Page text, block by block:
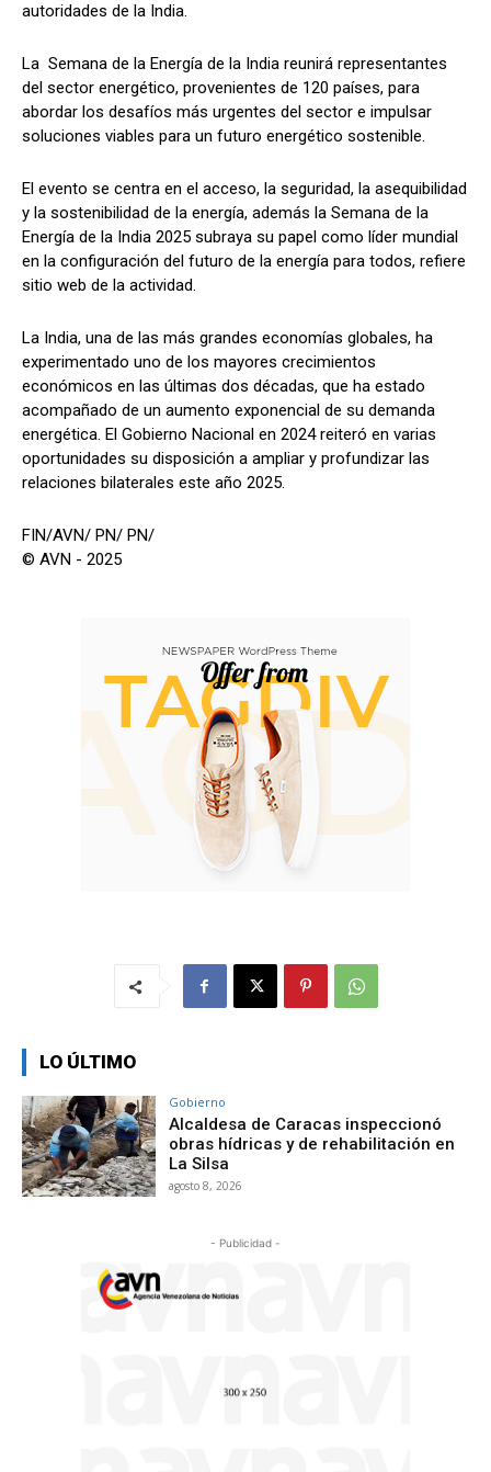
autoridades de la India.
La Semana de la Energía de la India reunirá representantes
del sector energético, provenientes de 120 países, para
abordar los desafíos más urgentes del sector e impulsar
soluciones viables para un futuro energético sostenible.
El evento se centra en el acceso, la seguridad, la asequibilidad
y la sostenibilidad de la energía, además la Semana de la
Energía de la India 2025 subraya su papel como líder mundial
en la configuración del futuro de la energía para todos, refiere
sitio web de la actividad.
La India, una de las más grandes economías globales, ha
experimentado uno de los mayores crecimientos
económicos en las últimas dos décadas, que ha estado
acompañado de un aumento exponencial de su demanda
energética. El Gobierno Nacional en 2024 reiteró en varias
oportunidades su disposición a ampliar y profundizar las
relaciones bilaterales este año 2025.
FIN/AVN/ PN/ PN/
© AVN - 2025
LO ÚLTIMO
Gobierno
Alcaldesa de Caracas inspeccionó
obras hídricas y de rehabilitación en
La Silsa
agosto 8, 2026
- Publicidad -